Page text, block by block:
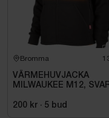
Bromma
VÄRMEHUVJACKA
MILWAUKEE M12,
200 kr · 5 bud